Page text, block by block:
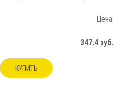
Цена:
347.4 руб.
КУПИТЬ